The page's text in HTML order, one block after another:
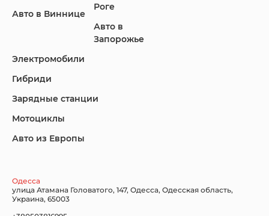
Lincoln
Nissan
Авто в Виннице
Роге
Авто в
Запорожье
Электромобили
Гибриди
Зарядные станции
Мотоциклы
Авто из Европы
Одесса
улица Атамана Головатого, 147, Одесса, Одесская область,
Украина, 65003